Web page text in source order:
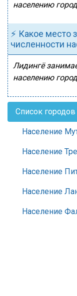
населению
⚡ Какое место
численности
Лидингё
населению
Список
Население
Население
Население
Население
Население